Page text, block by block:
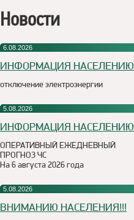
Новости
6.08.2026
ИНФОРМАЦИЯ НАСЕЛЕНИЮ
отключение электроэнергии
5.08.2026
ИНФОРМАЦИЯ НАСЕЛЕНИЮ
ОПЕРАТИВНЫЙ ЕЖЕДНЕВНЫЙ
ПРОГНОЗ ЧС
На 6 августа 2026 года
5.08.2026
ВНИМАНИЮ НАСЕЛЕНИЯ!!!